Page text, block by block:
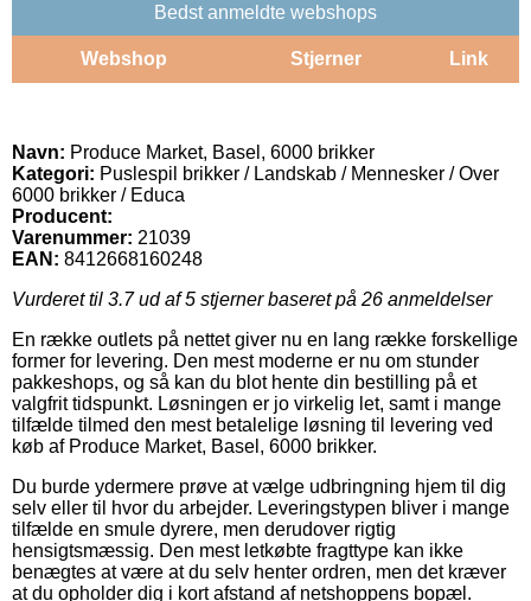
Bedst anmeldte webshops
Webshop Stjerner Link
Navn: Produce Market, Basel, 6000 brikker
Kategori: Puslespil brikker / Landskab / Mennesker / Over
6000 brikker / Educa
Producent:
Varenummer: 21039
EAN: 8412668160248
Vurderet til 3.7ud af 5 stjerner baseret på 26 anmeldelser
En række outlets på nettet giver nu en lang række forskellige
former for levering. Den mest moderne er nu om stunder
pakkeshops, og så kan du blot hente din bestilling på et
valgfrit tidspunkt. Løsningen er jo virkelig let, samt i mange
tilfælde tilmed den mest betalelige løsning til levering ved
køb af Produce Market, Basel, 6000 brikker.
Du burde ydermere prøve at vælge udbringning hjem til dig
selv eller til hvor du arbejder. Leveringstypen bliver i mange
tilfælde en smule dyrere, men derudover rigtig
hensigtsmæssig. Den mest letkøbte fragttype kan ikke
benægtes at være at du selv henter ordren, men det kræver
at du opholder dig i kort afstand af netshoppens bopæl.